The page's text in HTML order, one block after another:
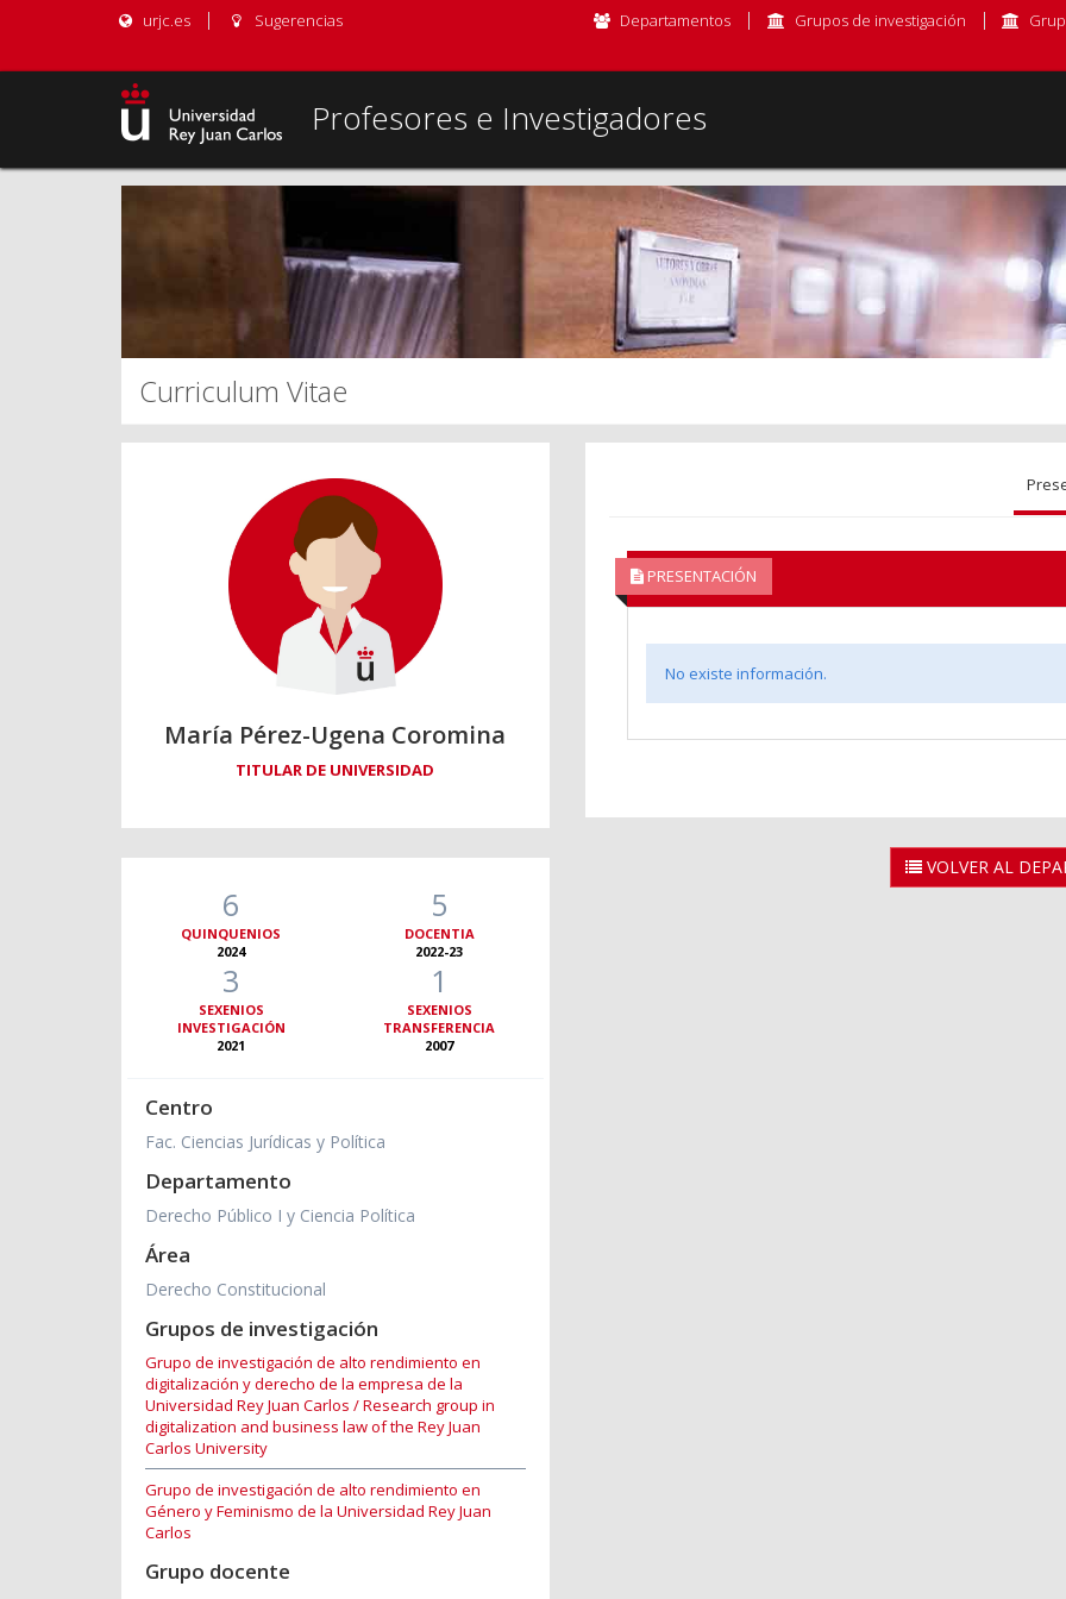
urjc.es Sugerencias Departamentos Grupos de investigación
Profesores e Investigadores
Curriculum Vitae
María Pérez-Ugena Coromina
TITULAR DE UNIVERSIDAD
6
QUINQUENIOS
2024
5
DOCENTIA
2022-23
3
SEXENIOS
INVESTIGACIÓN
2021
1
SEXENIOS
TRANSFERENCIA
2007
Centro
Fac. Ciencias Jurídicas y Política
Departamento
Derecho Público I y Ciencia Política
Área
Derecho Constitucional
Grupos de investigación
Grupo de investigación de alto rendimiento en
digitalización y derecho de la empresa de la
Universidad Rey Juan Carlos / Research group in
digitalization and business law of the Rey Juan
Carlos University
Grupo de investigación de alto rendimiento en
Género y Feminismo de la Universidad Rey Juan
Carlos
Grupo docente
PRESENTACIÓN
No existe información.
VOLVER AL